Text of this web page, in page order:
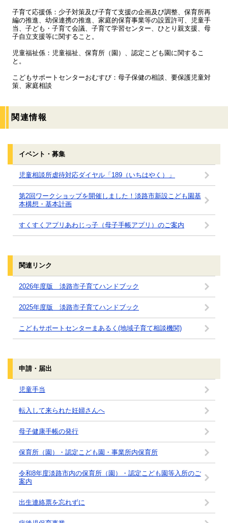
子育て応援係：少子対策及び子育て支援の企画及び調整、保育所再
編の推進、幼保連携の推進、家庭的保育事業等の設置許可、児童手
当、子ども・子育て会議、子育て学習センター、ひとり親支援、母
子自立支援等に関すること。
児童福祉係：児童福祉、保育所（園）、認定こども園に関するこ
と。
こどもサポートセンターおむすび：母子保健の相談、要保護児童対
策、家庭相談
関連情報
イベント・募集
児童相談所虐待対応ダイヤル「189（いちはやく）」
第2回ワークショップを開催しました！淡路市新設こども園基
本構想・基本計画
すくすくアプリあわじっ子（母子手帳アプリ）のご案内
関連リンク
2026年度版 淡路市子育てハンドブック
2025年度版 淡路市子育てハンドブック
こどもサポートセンターまあるく(地域子育て相談機関)
申請・届出
児童手当
転入して来られた妊婦さんへ
母子健康手帳の発行
保育所（園）・認定こども園・事業所内保育所
令和8年度淡路市内の保育所（園）・認定こども園等入所のご
案内
出生連絡票を忘れずに